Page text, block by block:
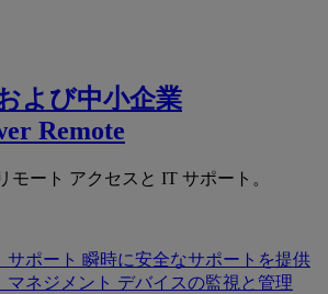
よび中小企業
Remote
モート アクセスと IT サポート。
サポート 瞬時に安全なサポートを提供
マネジメント デバイスの監視と管理